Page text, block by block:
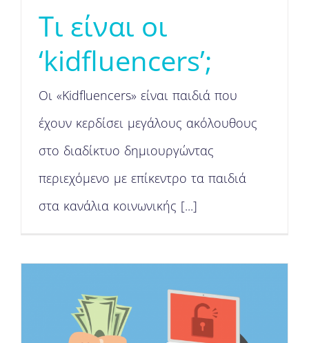
Τι είναι οι
‘kidfluencers’;
Οι «Kidfluencers» είναι παιδιά που
έχουν κερδίσει μεγάλους ακόλουθους
στο διαδίκτυο δημιουργώντας
περιεχόμενο με επίκεντρο τα παιδιά
στα κανάλια κοινωνικής [...]